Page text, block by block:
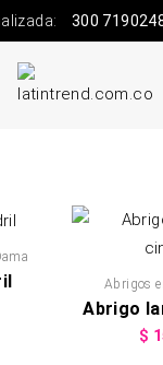
300
Abrigos
$